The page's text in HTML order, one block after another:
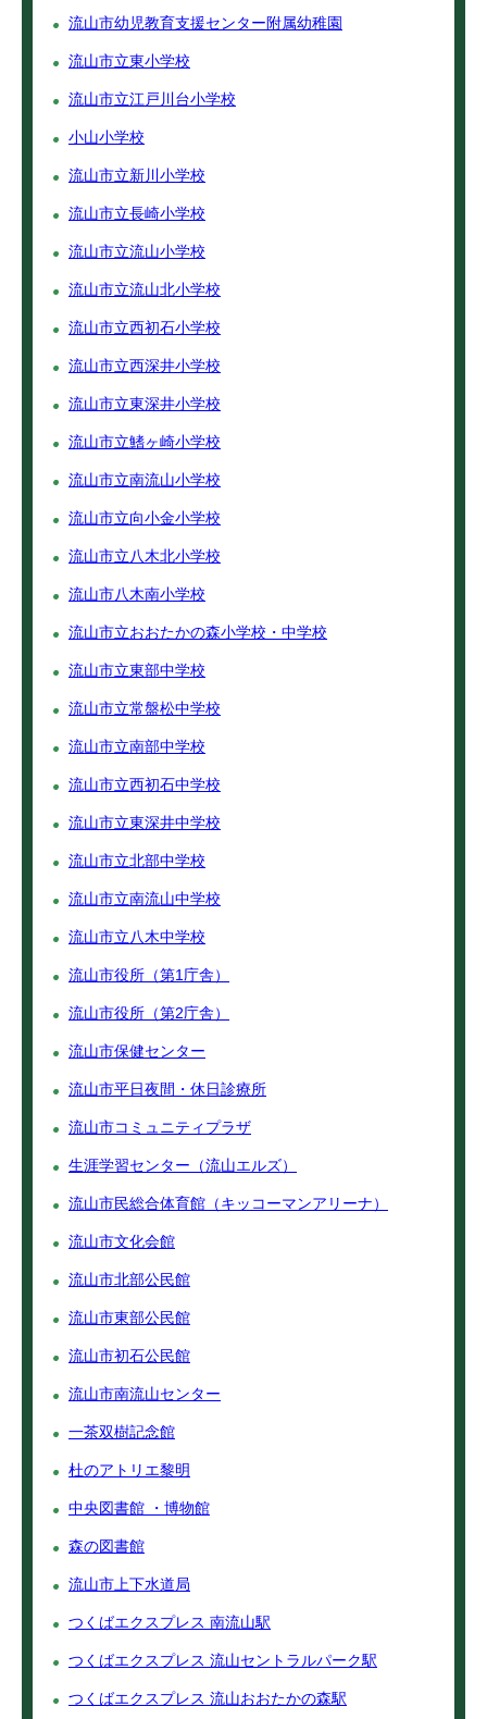
流山市幼児教育支援センター附属幼稚園
流山市立東小学校
流山市立江戸川台小学校
小山小学校
流山市立新川小学校
流山市立長崎小学校
流山市立流山小学校
流山市立流山北小学校
流山市立西初石小学校
流山市立西深井小学校
流山市立東深井小学校
流山市立鰭ヶ崎小学校
流山市立南流山小学校
流山市立向小金小学校
流山市立八木北小学校
流山市八木南小学校
流山市立おおたかの森小学校・中学校
流山市立東部中学校
流山市立常盤松中学校
流山市立南部中学校
流山市立西初石中学校
流山市立東深井中学校
流山市立北部中学校
流山市立南流山中学校
流山市立八木中学校
流山市役所（第1庁舎）
流山市役所（第2庁舎）
流山市保健センター
流山市平日夜間・休日診療所
流山市コミュニティプラザ
生涯学習センター（流山エルズ）
流山市民総合体育館（キッコーマンアリーナ）
流山市文化会館
流山市北部公民館
流山市東部公民館
流山市初石公民館
流山市南流山センター
一茶双樹記念館
杜のアトリエ黎明
中央図書館 ・博物館
森の図書館
流山市上下水道局
つくばエクスプレス 南流山駅
つくばエクスプレス 流山セントラルパーク駅
つくばエクスプレス 流山おおたかの森駅